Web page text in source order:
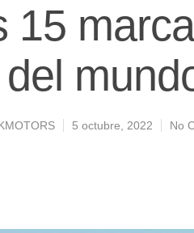
15
del
5 octubre, 2022 No